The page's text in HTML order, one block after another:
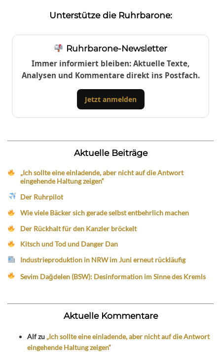
Unterstütze die Ruhrbarone:
Ruhrbarone-Newsletter
Immer informiert bleiben: Aktuelle Texte,
Analysen und Kommentare direkt ins Postfach.
Jetzt anmelden
Aktuelle Beiträge
„Ich sollte eine einladende, aber nicht auf die Antwort
eingehende Haltung zeigen“
Der Ruhrpilot
Wie viele Bäcker sich gerade selbst entbehrlich machen
Der Rückhalt für den Kanzler bröckelt
Kitsch und Tod und Danger Dan
Industrieproduktion in NRW im Juni erneut rückläufig
Sevim Dağdelen (BSW): Desinformation im Sinne des Kremls
Aktuelle Kommentare
Alfzu „Ich sollte eine einladende, aber nicht auf die Antwort
eingehende Haltung zeigen“